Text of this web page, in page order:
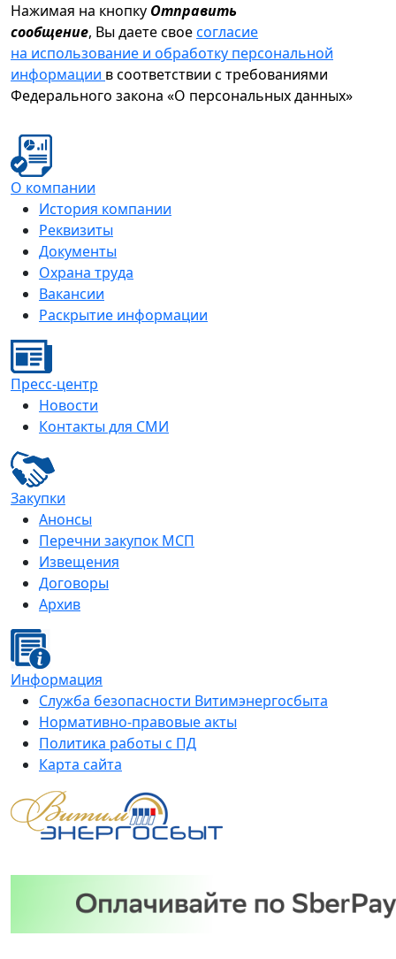
Нажимая на кнопку Отправить
сообщение, Вы даете своесогласие
на использование и обработку персональной
информации в соответствии с требованиями
Федерального закона «О персональных данных»
О компании
История компании
Реквизиты
Документы
Охрана труда
Вакансии
Раскрытие информации
Пресс-центр
Новости
Контакты для СМИ
Закупки
Анонсы
Перечни закупок МСП
Извещения
Договоры
Архив
Информация
Служба безопасности Витимэнергосбыта
Нормативно-правовые акты
Политика работы с ПД
Карта сайта